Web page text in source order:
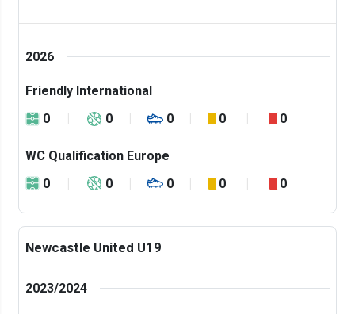
2026
Friendly International
0
0 0 0 0
WC Qualification Europe
0
0 0 0 0
Newcastle United U19
2023/2024